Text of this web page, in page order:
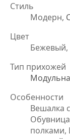
Стиль
Модерн,
Цвет
Бежевый,
Тип прихожей
Особенности
Вешалка
полками,